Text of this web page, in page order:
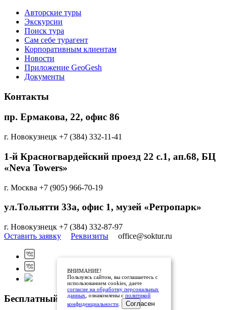
Авторские туры
Экскурсии
Поиск тура
Cам себе турагент
Корпоративным клиентам
Новости
Приложение GeoGesh
Документы
Контакты
пр. Ермакова, 22, офис 86
г. Новокузнецк +7 (384) 332-11-41
1-й Красногвардейский проезд 22 с.1, aп.68, БЦ
«Neva Towers»
г. Москва +7 (905) 966-70-19
ул.Тольятти 33а, офис 1, музей «Ретропарк»
г. Новокузнецк +7 (384) 332-87-97
Оставить заявку
Реквизиты office@soktur.ru
Бесплатный звонок по России
ВНИМАНИЕ!
Пользуясь сайтом, вы соглашаетесь с
использованием cookies, даете
согласие на обработку персональных
данных , ознакомлены с политикой
конфиденциальности
Согласен